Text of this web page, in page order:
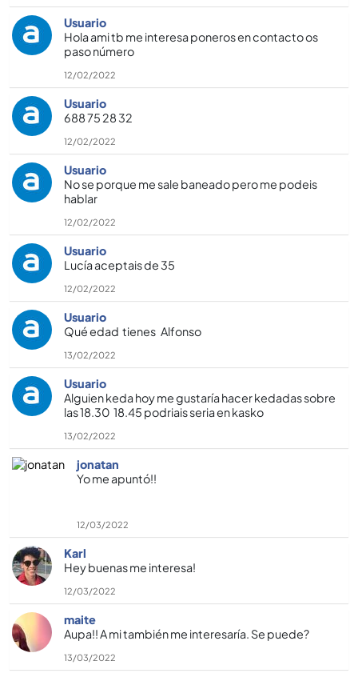
Usuario
Hola ami tb me interesa poneros en contacto os
paso número
12/02/2022
Usuario
688 75 28 32
12/02/2022
Usuario
No se porque me sale baneado pero me podeis
hablar
12/02/2022
Usuario
Lucí­a aceptais de 35
12/02/2022
Usuario
Qué edad tienes Alfonso
13/02/2022
Usuario
Alguien keda hoy me gustarí­a hacer kedadas sobre
las 18.30 18.45 podriais seria en kasko
13/02/2022
jonatan
Yo me apuntó!!
12/03/2022
Karl
Hey buenas me interesa!
12/03/2022
maite
Aupa!! A mi también me interesarí­a. Se puede?
13/03/2022